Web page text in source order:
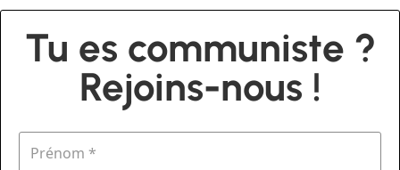
Tu es communiste ?
Rejoins-nous !